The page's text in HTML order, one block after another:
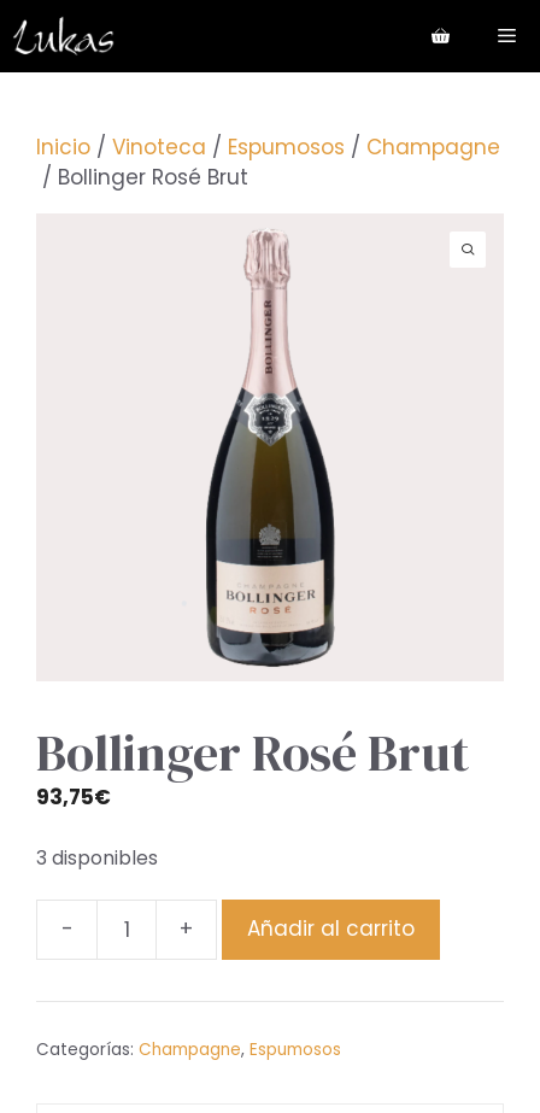
Saltar
al
contenido
Inicio / Vinoteca / Espumosos / Champagne
/ Bollinger Rosé Brut
Bollinger Rosé Brut
93,75€
3 disponibles
-
Bollinger
Brut
+ Añadir al carrito
Categorías: Champagne, Espumosos